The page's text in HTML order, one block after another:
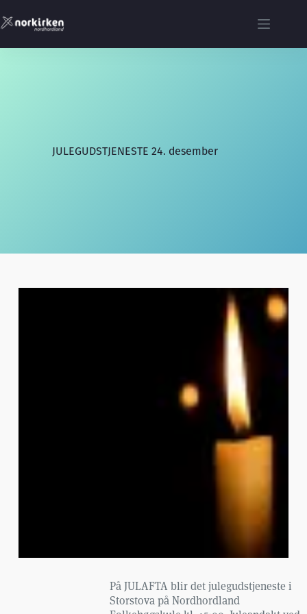
til
innholdet
JULEGUDSTJENESTE 24. desember
På JULAFTA blir det julegudstjeneste i
Storstova på Nordhordland